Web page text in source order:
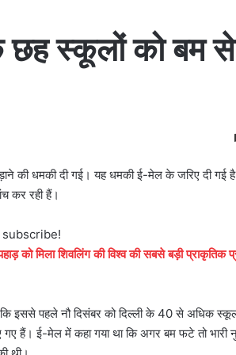
स्कूलों को बम
की धमकी दी गई। यह धमकी ई-मेल के जरिए दी गई
कर रही हैं।
को मिला शिवलिंग की विश्व की सबसे बड़ी प्राकृतिक
इससे पहले नौ दिसंबर को दिल्ली के 40 से अधिक
हैं। ई-मेल में कहा गया था कि अगर बम फटे तो भारी